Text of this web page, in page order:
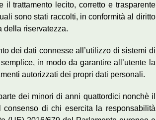
il trattamento lecito, corretto e trasparente
sono stati raccolti, in conformità al diritto
della riservatezza.
dei dati connesse all’utilizzo di sistemi di
in modo da garantire all’utente la
autorizzati dei propri dati personali.
dei minori di anni quattordici nonchè il
di chi esercita la responsabilità